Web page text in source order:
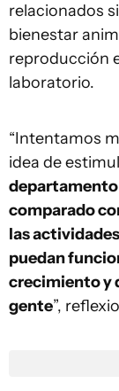
relacionados
bienestar
reproducción
laboratorio.
“Intentamos
idea de
departamento
comparado
las
puedan
crecimiento y
gente”,